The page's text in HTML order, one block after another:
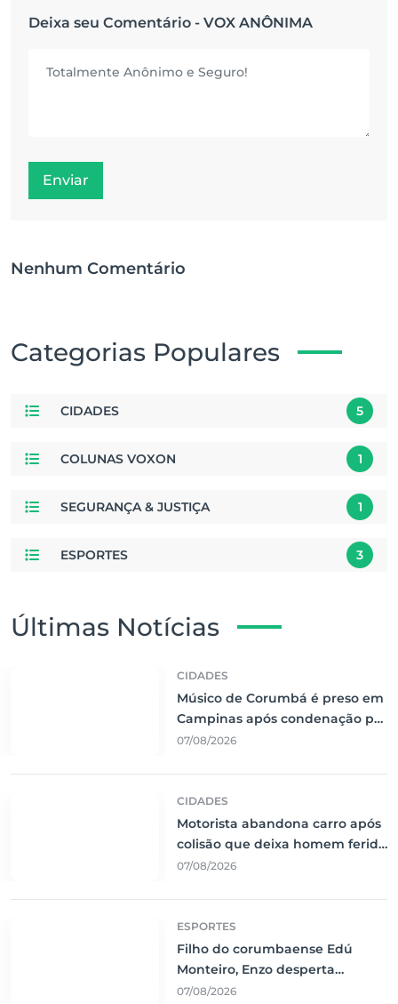
Deixa seu Comentário - VOX ANÔNIMA
Enviar
Nenhum Comentário
Categorias Populares
CIDADES 5
COLUNAS VOXON 1
SEGURANÇA & JUSTIÇA 1
ESPORTES 3
Últimas Notícias
CIDADES
Músico de Corumbá é preso em
Campinas após condenação por
pornografia infantil
07/08/2026
CIDADES
Motorista abandona carro após
colisão que deixa homem ferido
em Nova Corumbá
07/08/2026
ESPORTES
Filho do corumbaense Edú
Monteiro, Enzo desperta
interesse de clubes da Série B e
07/08/2026